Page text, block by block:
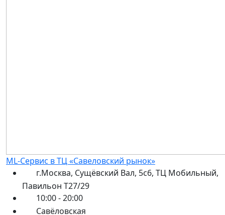
ML-Сервис в ТЦ «Савеловский рынок»
г.Москва, Сущёвский Вал, 5с6, ТЦ Мобильный,
Павильон Т27/29
10:00 - 20:00
Савёловская